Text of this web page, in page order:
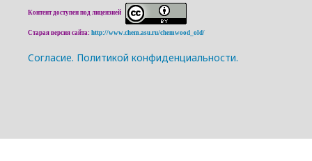
Контент доступен под лицензией
Старая версия сайта: http://www.chem.asu.ru/chemwood_old/
Cогласие. Политикой конфиденциальности.